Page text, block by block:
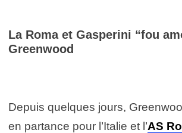
La Roma et Gasperini “fou
Greenwood
Depuis quelques jours,
en partance pour l’Italie et l’AS